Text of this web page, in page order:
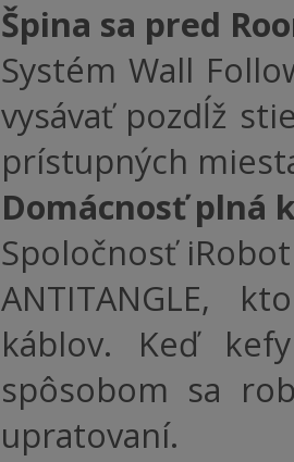
Špina sa pred
Systém Wall
vysávať pozdĺž
prístupných
Domácnosť plná
Spoločnosť
ANTITANGLE,
káblov. Keď
spôsobom sa
upratovaní.